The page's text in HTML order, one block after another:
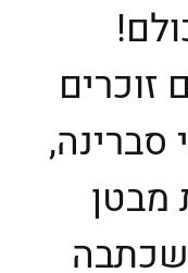
זוכרים
סברינה,
מבטן
שכתבה